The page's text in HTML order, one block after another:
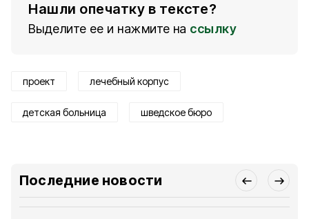
Нашли опечатку в тексте?
Выделите ее и нажмите на ссылку
проект лечебный корпус
детская больница шведское бюро
Последние новости